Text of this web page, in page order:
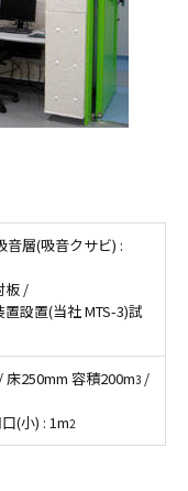
層(吸音クサビ) :
板 /
設置(当社 MTS-3)試
250mm 容積200m3 /
(小) : 1m2